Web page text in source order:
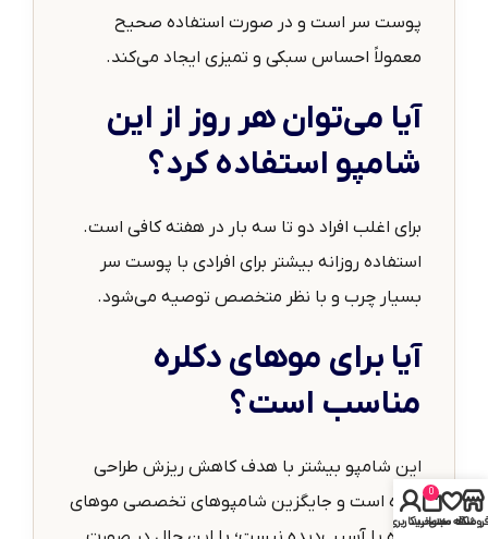
پوست سر است و در صورت استفاده صحیح
معمولاً احساس سبکی و تمیزی ایجاد می‌کند.
آیا می‌توان هر روز از این
شامپو استفاده کرد؟
برای اغلب افراد دو تا سه بار در هفته کافی است.
استفاده روزانه بیشتر برای افرادی با پوست سر
بسیار چرب و با نظر متخصص توصیه می‌شود.
آیا برای موهای دکلره
مناسب است؟
این شامپو بیشتر با هدف کاهش ریزش طراحی
شده است و جایگزین شامپوهای تخصصی موهای
فروشگاه
علاقه مندی
0
سبد خرید
حساب کاربری من